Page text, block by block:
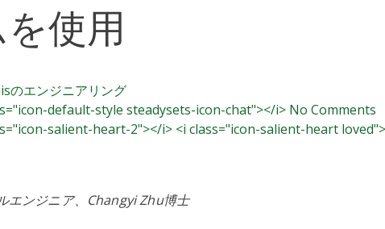
使用
のエンジニアリング
default-style steadysets-icon-chat"></i> No Comments
salient-heart-2"></i> <i class="icon-salient-heart
エンジニア、Changyi Zhu博士